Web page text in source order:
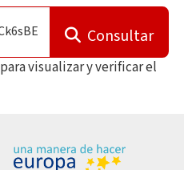
Consultar
para visualizar y verificar el